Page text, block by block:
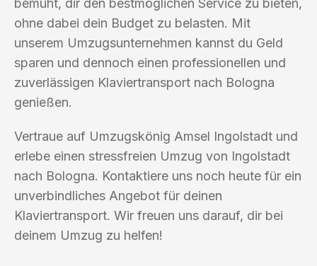
bemüht, dir den bestmöglichen Service zu bieten,
ohne dabei dein Budget zu belasten. Mit
unserem Umzugsunternehmen kannst du Geld
sparen und dennoch einen professionellen und
zuverlässigen Klaviertransport nach Bologna
genießen.
Vertraue auf Umzugskönig Amsel Ingolstadt und
erlebe einen stressfreien Umzug von Ingolstadt
nach Bologna. Kontaktiere uns noch heute für ein
unverbindliches Angebot für deinen
Klaviertransport. Wir freuen uns darauf, dir bei
deinem Umzug zu helfen!